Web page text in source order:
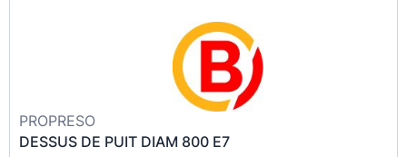
PROPRESO
DESSUS DE PUIT DIAM 800 E7